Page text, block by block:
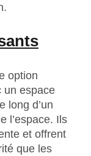
option
un espace
long d’un
l’espace. Ils
et offrent
que les